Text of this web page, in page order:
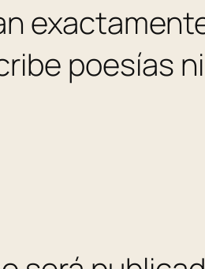
poesías